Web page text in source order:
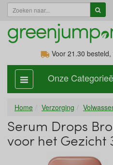
Voor 21.30
categorie
aan,
Onze
Home Verzorging
Serum Drops
voor het Gezicht